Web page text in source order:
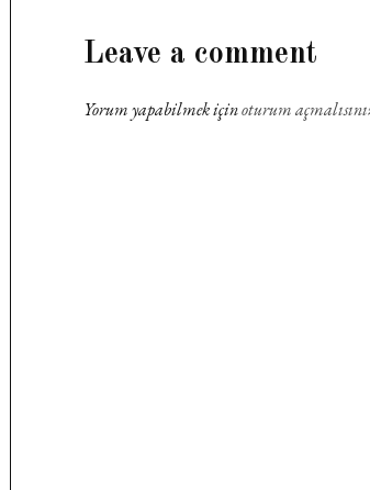
Leave
comment
Yorum yapabilmek içinoturum
Leave a comment